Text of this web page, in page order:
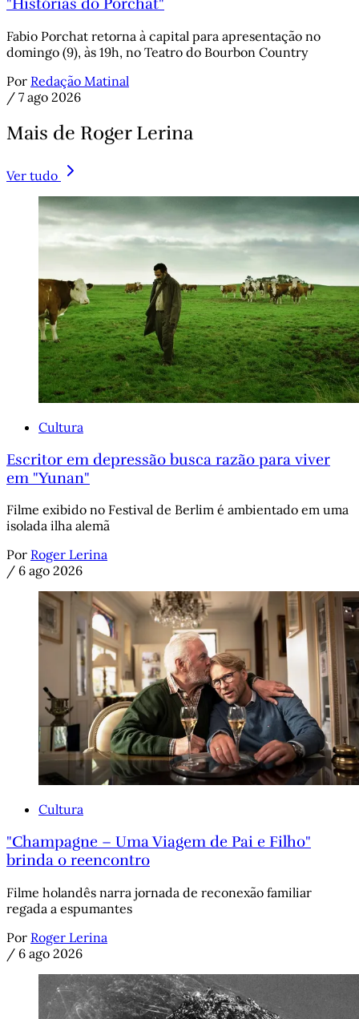
"Histórias do Porchat"
Fabio Porchat retorna à capital para apresentação no
domingo (9), às 19h, no Teatro do Bourbon Country
Por Redação Matinal
/ 7 ago 2026
Mais de Roger Lerina
Ver tudo
Cultura
Escritor em depressão busca razão para viver
em "Yunan"
Filme exibido no Festival de Berlim é ambientado em uma
isolada ilha alemã
Por Roger Lerina
/ 6 ago 2026
Cultura
"Champagne – Uma Viagem de Pai e Filho"
brinda o reencontro
Filme holandês narra jornada de reconexão familiar
regada a espumantes
Por Roger Lerina
/ 6 ago 2026